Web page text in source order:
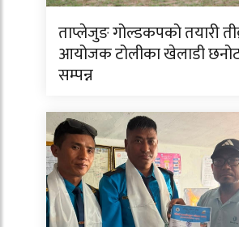
ताप्लेजुङ गोल्डकपको तयारी
आयोजक टोलीका खेलाडी
सम्पन्न